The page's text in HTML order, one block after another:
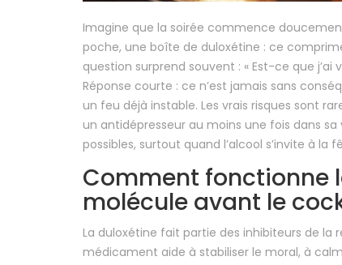
Imagine que la soirée commence
poche, une boîte de duloxétine : ce
question surprend souvent : « Est-ce que
Réponse courte : ce n’est jamais sans
un feu déjà instable. Les vrais risques sont
un antidépresseur au moins une fois dans
possibles, surtout quand l’alcool s’invite à la
Comment fonctionne
molécule avant le
La duloxétine fait partie des inhibiteurs de la
médicament aide à stabiliser le moral, à